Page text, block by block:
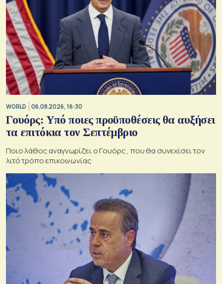
WORLD 06.08.2026, 16:30
Γουόρς: Υπό ποιες προϋποθέσεις θα αυξήσει
τα επιτόκια τον Σεπτέμβριο
Ποιο λάθος αναγνωρίζει ο Γουόρς , που θα συνεχίσει τον
λιτό τρόπο επικοινωνίας